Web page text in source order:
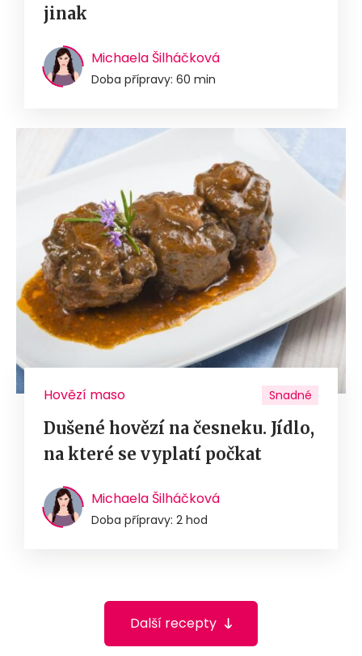
jinak
Michaela Šilháčková
Doba přípravy: 60 min
Hovězí maso Snadné
Dušené hovězí na česneku. Jídlo,
na které se vyplatí počkat
Michaela Šilháčková
Doba přípravy: 2 hod
Další recepty